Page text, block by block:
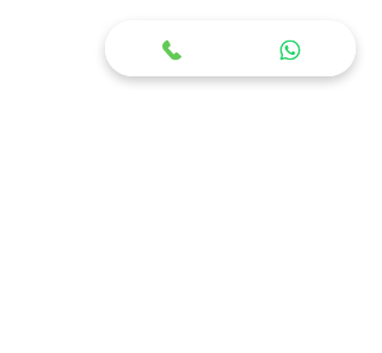
Cotia - SP / Brasil
06726-400